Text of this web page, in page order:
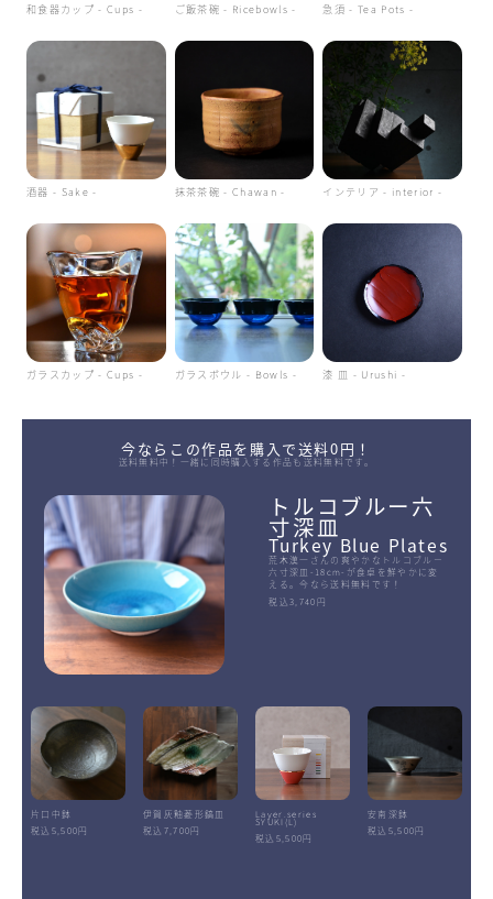
和食器カップ - Cups - ご飯茶碗 - Ricebowls - 急須 - Tea Pots -
酒器 - Sake - 抹茶茶碗 - Chawan - インテリア - interior -
ガラスカップ - Cups - ガラスボウル - Bowls - 漆 皿 - Urushi -
今ならこの作品を購入で送料0円！
送料無料中！一緒に同時購入する作品も送料無料です。
トルコブルー六
寸深皿
Turkey Blue Plates
荒木漢一さんの爽やかなトルコブルー
六寸深皿-18cm-が食卓を鮮やかに変
える。今なら送料無料です！
税込3,740円
片口中鉢
税込5,500円
伊賀灰釉菱形鎬皿
税込7,700円
Layer.series
SYUKI(L)
税込5,500円
安南深鉢
税込5,500円